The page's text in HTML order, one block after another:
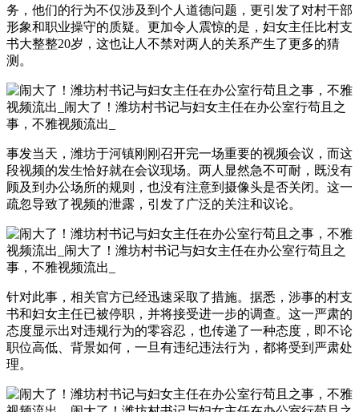
务，他们的行为不仅涉及到个人道德问题，更引发了对村干部
形象和职业操守的质疑。更加令人震惊的是，妇女主任比村支
书大整整20岁，这也让人不禁对两人的关系产生了更多的猜
测。
事发当天，潍坊于河镇刚刚召开完一场重要的视频会议，而这
段视频的发生恰好就在会议现场。两人显然急不可耐，既没有
顾及到办公场所的规则，也没有注意到摄像头是否关闭。这一
疏忽导致了视频的泄露，引发了广泛的关注和议论。
针对此事，相关官方已经迅速采取了措施。据悉，涉事的村支
书和妇女主任已被停职，并将接受进一步的调查。这一严肃的
态度显示出对违规行为的零容忍，也传递了一种态度，即不论
职位高低、背景如何，一旦有违纪违法行为，都将受到严肃处
理。